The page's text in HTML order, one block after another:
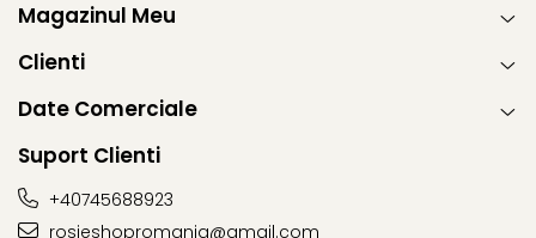
Magazinul Meu
Clienti
Date Comerciale
Suport Clienti
+40745688923
rosieshopromania@gmail.com